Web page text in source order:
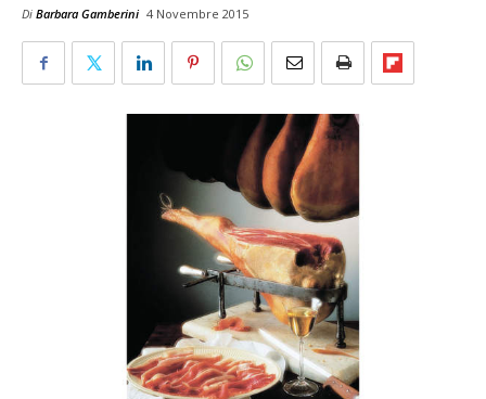
Di Barbara Gamberini 4 Novembre 2015